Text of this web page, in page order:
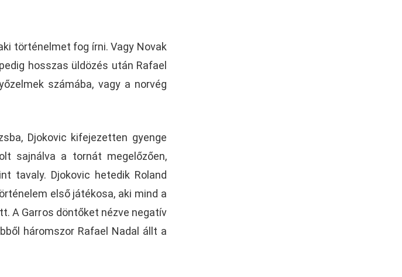
történelmet fog írni. Vagy Novak
hosszas üldözés után Rafael
számába, vagy a norvég
Djokovic kifejezetten gyenge
sajnálva a tornát megelőzően,
tavaly. Djokovic hetedik Roland
első játékosa, aki mind a
A Garros döntőket nézve negatív
háromszor Rafael Nadal állt a